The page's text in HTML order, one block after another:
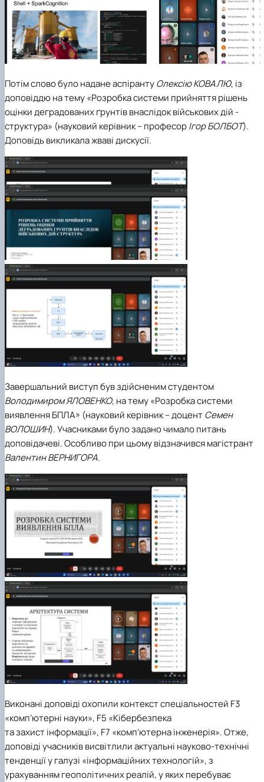
Потім слово було надане аспірантуОлексію КОВАЛЮ, із
доповіддю на тему «Розробка системи прийняття рішень
оцінки деградованих ґрунтів внаслідок військових дій -
структура» (науковий керівник – професорІгор БОЛБОТ).
Доповідь викликала жваві дискусії.
Завершальний виступ був здійсненим студентом
Володимиром ЯЛОВЕНКО, на тему «Розробка системи
виявлення БПЛА» (науковий керівник – доцентСемен
ВОЛОШИН). Учасниками було задано чимало питань
доповідачеві. Особливо при цьому відзначився магістрант
Валентин ВЕРНИГОРА.
Виконані доповіді охопили контекст спеціальностей F3
«комп’ютерні науки», F5 «Кібербезпека
та захист інформації», F7 «комп’ютерна інженерія». Отже,
доповіді учасників висвітлили актуальні науково-технічні
тенденції у галузі «інформаційних технологій», з
урахуванням геополітичних реалій, у яких перебуває